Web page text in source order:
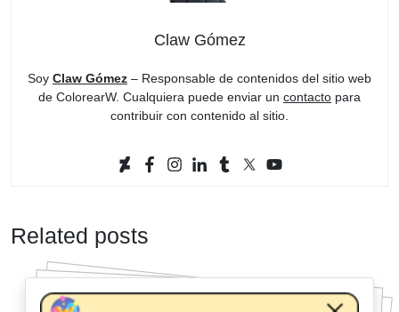
Claw Gómez
Soy Claw Gómez – Responsable de contenidos del sitio web
de ColorearW. Cualquiera puede enviar un contacto para
contribuir con contenido al sitio.
Related posts